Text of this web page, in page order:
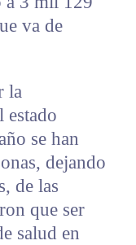
va de
la
estado
se han
dejando
de las
que ser
salud en